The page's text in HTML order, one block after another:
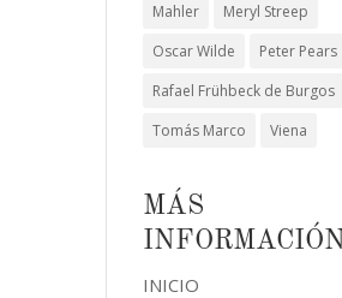
Mahler
Meryl Streep
Oscar Wilde
Peter Pears
Rafael Frühbeck de Burgos
Tomás Marco
Viena
MÁS
INFORMACIÓN
INICIO